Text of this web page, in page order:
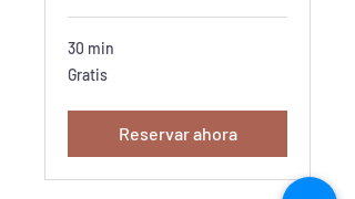
30 min
Gratis
Gratis
Reservar ahora